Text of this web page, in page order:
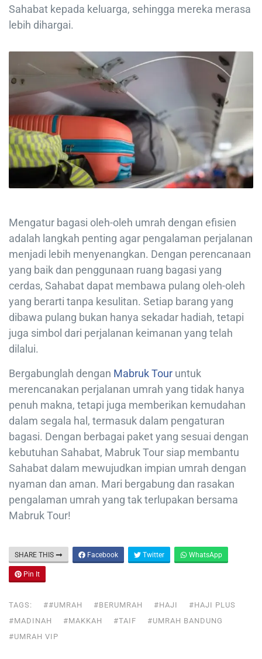
Sahabat kepada keluarga, sehingga mereka merasa
lebih dihargai.
Mengatur bagasi oleh-oleh umrah dengan efisien
adalah langkah penting agar pengalaman perjalanan
menjadi lebih menyenangkan. Dengan perencanaan
yang baik dan penggunaan ruang bagasi yang
cerdas, Sahabat dapat membawa pulang oleh-oleh
yang berarti tanpa kesulitan. Setiap barang yang
dibawa pulang bukan hanya sekadar hadiah, tetapi
juga simbol dari perjalanan keimanan yang telah
dilalui.
Bergabunglah dengan Mabruk Tour untuk
merencanakan perjalanan umrah yang tidak hanya
penuh makna, tetapi juga memberikan kemudahan
dalam segala hal, termasuk dalam pengaturan
bagasi. Dengan berbagai paket yang sesuai dengan
kebutuhan Sahabat, Mabruk Tour siap membantu
Sahabat dalam mewujudkan impian umrah dengan
nyaman dan aman. Mari bergabung dan rasakan
pengalaman umrah yang tak terlupakan bersama
Mabruk Tour!
SHARE THIS Facebook Twitter WhatsApp
Pin It
TAGS: ##UMRAH #BERUMRAH #HAJI
#HAJI PLUS
#MADINAH
#MAKKAH #TAIF
#UMRAH BANDUNG
#UMRAH VIP